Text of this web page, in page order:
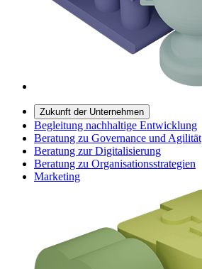
Zukunft der Unternehmen
Begleitung nachhaltige Entwicklung
Beratung zu Governance und Agilität
Beratung zur Digitalisierung
Beratung zu Organisationsstrategien
Marketing